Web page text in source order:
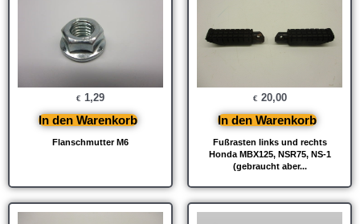
Flanschmutter M6
€ 1,29
In den Warenkorb
Fußrasten links und rechts
Honda MBX125, NSR75, NS-1
(gebraucht aber...
€ 20,00
In den Warenkorb